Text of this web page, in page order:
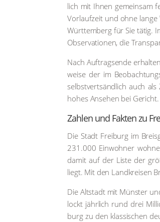
lich mit Ihnen gemein­sam
Vor­lauf­zeit und ohne lan­ge
Würt­tem­berg für Sie tätig.
Obser­va­tio­nen, die
Nach Auf­trags­en­de
wei­se der im
selbst­verts­änd­lich auch
hohes Anse­hen bei Gericht.
Zah­len und Fak­ten zu
Die Stadt Frei­burg im
231.000 Ein­woh­ner
damit auf der Lis­te der
liegt. Mit den Land­krei­sen
Die Alt­stadt mit Müns­ter
lockt jähr­lich rund drei
burg zu den klas­si­schen